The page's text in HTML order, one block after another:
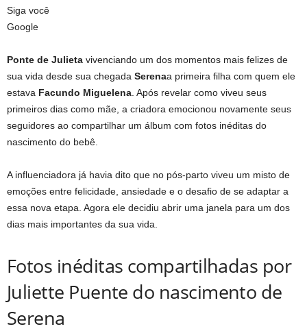
Siga você
Google
Ponte de Julieta vivenciando um dos momentos mais felizes de
sua vida desde sua chegada Serenaa primeira filha com quem ele
estava Facundo Miguelena . Após revelar como viveu seus
primeiros dias como mãe, a criadora emocionou novamente seus
seguidores ao compartilhar um álbum com fotos inéditas do
nascimento do bebê.
A influenciadora já havia dito que no pós-parto viveu um misto de
emoções entre felicidade, ansiedade e o desafio de se adaptar a
essa nova etapa. Agora ele decidiu abrir uma janela para um dos
dias mais importantes da sua vida.
Fotos inéditas compartilhadas por
Juliette Puente do nascimento de
Serena